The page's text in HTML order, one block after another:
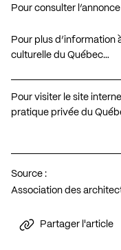
Pour consulter
Pour plus d’information
culturelle du Québec…
Pour visiter le site
pratique privée du
Source :
Association des
Partager l'article